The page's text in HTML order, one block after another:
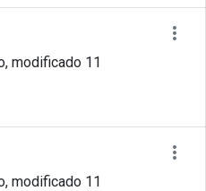
modificado 11
modificado 11